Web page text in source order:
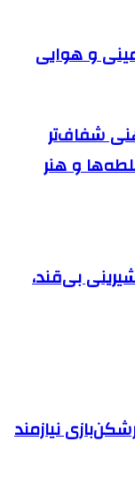
و هوایی
شفاف‌تر
و هنر
بی‌قند،
نیازمند